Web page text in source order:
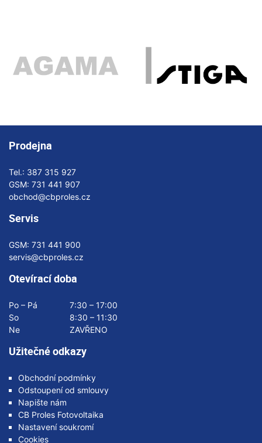
Prodejna
Tel.: 387 315 927
GSM: 731 441 907
obchod@cbproles.cz
Servis
GSM: 731 441 900
servis@cbproles.cz
Otevírací doba
Po – Pá
7:30 – 17:00
So
8:30 – 11:30
Ne
ZAVŘENO
Užitečné odkazy
Obchodní podmínky
Odstoupení od smlouvy
Napište nám
CB Proles Fotovoltaika
Nastavení soukromí
Cookies